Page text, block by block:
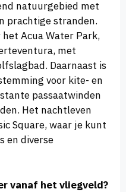
natuurgebied met
prachtige stranden.
Acua Water Park,
met
Daarnaast is
voor kite- en
passaatwinden
Het nachtleven
Square, waar je kunt
en diverse
vanaf het vliegveld?